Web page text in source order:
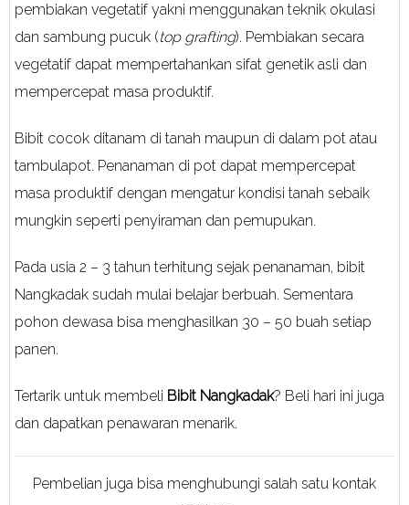
pembiakan vegetatif yakni menggunakan teknik okulasi
dan sambung pucuk (top grafting). Pembiakan secara
vegetatif dapat mempertahankan sifat genetik asli dan
mempercepat masa produktif.
Bibit cocok ditanam di tanah maupun di dalam pot atau
tambulapot. Penanaman di pot dapat mempercepat
masa produktif dengan mengatur kondisi tanah sebaik
mungkin seperti penyiraman dan pemupukan.
Pada usia 2 – 3 tahun terhitung sejak penanaman, bibit
Nangkadak sudah mulai belajar berbuah. Sementara
pohon dewasa bisa menghasilkan 30 – 50 buah setiap
panen.
Tertarik untuk membeli Bibit Nangkadak? Beli hari ini juga
dan dapatkan penawaran menarik.
Pembelian juga bisa menghubungi salah satu kontak